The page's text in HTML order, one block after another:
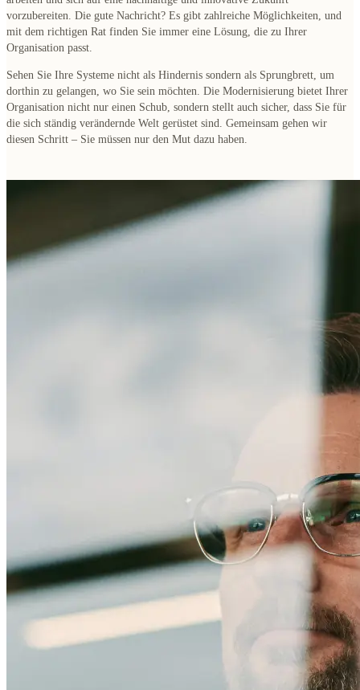
vorzubereiten. Die gute Nachricht? Es gibt zahlreiche Möglichkeiten, und
mit dem richtigen Rat finden Sie immer eine Lösung, die zu Ihrer
Organisation passt.
Sehen Sie Ihre Systeme nicht als Hindernis sondern als Sprungbrett, um
dorthin zu gelangen, wo Sie sein möchten. Die Modernisierung bietet Ihrer
Organisation nicht nur einen Schub, sondern stellt auch sicher, dass Sie für
die sich ständig verändernde Welt gerüstet sind. Gemeinsam gehen wir
diesen Schritt – Sie müssen nur den Mut dazu haben.